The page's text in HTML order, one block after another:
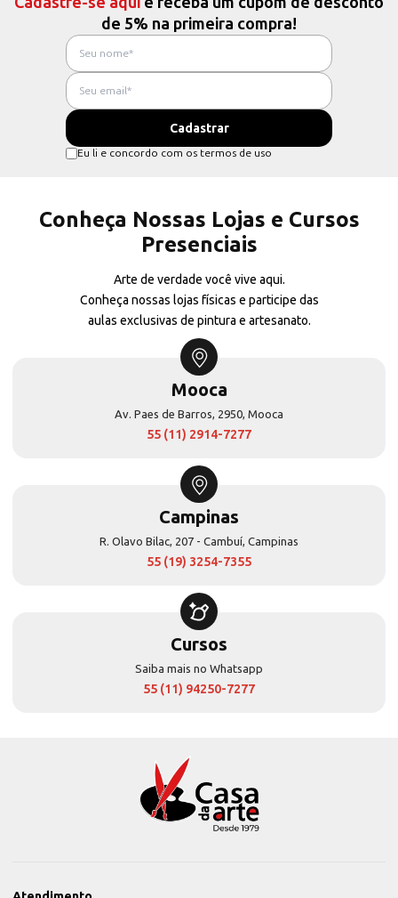
de 5% na primeira compra!
Eu li e concordo com os termos de uso
Conheça Nossas Lojas e Cursos
Presenciais
Arte de verdade você vive aqui.
Conheça nossas lojas físicas e participe das
aulas exclusivas de pintura e artesanato.
Mooca
Av. Paes de Barros, 2950, Mooca
55 (11) 2914-7277
Campinas
R. Olavo Bilac, 207 - Cambuí, Campinas
55 (19) 3254-7355
Cursos
Saiba mais no Whatsapp
55 (11) 94250-7277